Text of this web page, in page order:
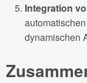
Integration
dynamischen